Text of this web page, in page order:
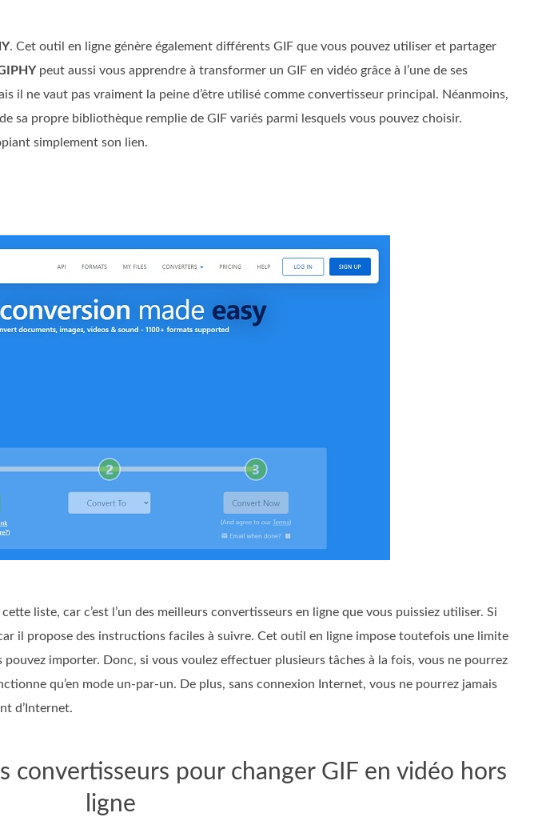
. Cet outil en ligne génère également différents GIF que vous pouvez utiliser et partager
peut aussi vous apprendre à transformer un GIF en vidéo grâce à l’une de ses
il ne vaut pas vraiment la peine d’être utilisé comme convertisseur principal. Néanmoins,
sa propre bibliothèque remplie de GIF variés parmi lesquels vous pouvez choisir.
simplement son lien.
liste, car c’est l’un des meilleurs convertisseurs en ligne que vous puissiez utiliser. Si
il propose des instructions faciles à suivre. Cet outil en ligne impose toutefois une limite
importer. Donc, si vous voulez effectuer plusieurs tâches à la fois, vous ne pourrez
qu’en mode un‑par‑un. De plus, sans connexion Internet, vous ne pourrez jamais
d’Internet.
convertisseurs pour changer GIF en vidéo hors
ligne